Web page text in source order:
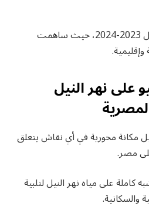
لاسيما، في أعوام سابقة مثل 2023-2024، حيث ساهمت
على نهر النيل
مكانة محورية في أي نقاش يتعلق
على مياه نهر النيل لتلبية
والسكانية.